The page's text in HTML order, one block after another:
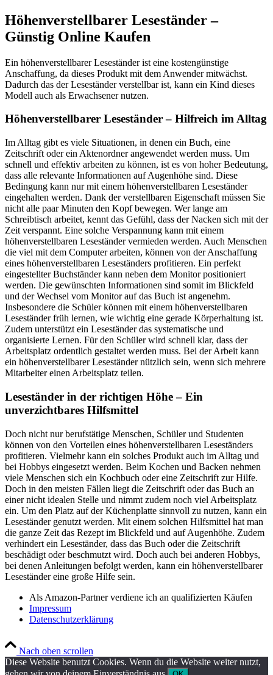
Höhenverstellbarer Leseständer –
Günstig Online Kaufen
Ein höhenverstellbarer Leseständer ist eine kostengünstige
Anschaffung, da dieses Produkt mit dem Anwender mitwächst.
Dadurch das der Leseständer verstellbar ist, kann ein Kind dieses
Modell auch als Erwachsener nutzen.
Höhenverstellbarer Leseständer – Hilfreich im Alltag
Im Alltag gibt es viele Situationen, in denen ein Buch, eine
Zeitschrift oder ein Aktenordner angewendet werden muss. Um
schnell und effektiv arbeiten zu können, ist es von hoher Bedeutung,
dass alle relevante Informationen auf Augenhöhe sind. Diese
Bedingung kann nur mit einem höhenverstellbaren Leseständer
eingehalten werden. Dank der verstellbaren Eigenschaft müssen Sie
nicht alle paar Minuten den Kopf bewegen. Wer lange am
Schreibtisch arbeitet, kennt das Gefühl, dass der Nacken sich mit der
Zeit verspannt. Eine solche Verspannung kann mit einem
höhenverstellbaren Leseständer vermieden werden. Auch Menschen
die viel mit dem Computer arbeiten, können von der Anschaffung
eines höhenverstellbaren Leseständers profitieren. Ein perfekt
eingestellter Buchständer kann neben dem Monitor positioniert
werden. Die gewünschten Informationen sind somit im Blickfeld
und der Wechsel vom Monitor auf das Buch ist angenehm.
Insbesondere die Schüler können mit einem höhenverstellbaren
Leseständer früh lernen, wie wichtig eine gerade Körperhaltung ist.
Zudem unterstützt ein Leseständer das systematische und
organisierte Lernen. Für den Schüler wird schnell klar, dass der
Arbeitsplatz ordentlich gestaltet werden muss. Bei der Arbeit kann
ein höhenverstellbarer Leseständer nützlich sein, wenn sich mehrere
Mitarbeiter einen Arbeitsplatz teilen.
Leseständer in der richtigen Höhe – Ein
unverzichtbares Hilfsmittel
Doch nicht nur berufstätige Menschen, Schüler und Studenten
können von den Vorteilen eines höhenverstellbaren Leseständers
profitieren. Vielmehr kann ein solches Produkt auch im Alltag und
bei Hobbys eingesetzt werden. Beim Kochen und Backen nehmen
viele Menschen sich ein Kochbuch oder eine Zeitschrift zur Hilfe.
Doch in den meisten Fällen liegt die Zeitschrift oder das Buch an
einer nicht idealen Stelle und nimmt zudem noch viel Arbeitsplatz
ein. Um den Platz auf der Küchenplatte sinnvoll zu nutzen, kann ein
Leseständer genutzt werden. Mit einem solchen Hilfsmittel hat man
die ganze Zeit das Rezept im Blickfeld und auf Augenhöhe. Zudem
verhindert ein Leseständer, dass das Buch oder die Zeitschrift
beschädigt oder beschmutzt wird. Doch auch bei anderen Hobbys,
bei denen Anleitungen befolgt werden, kann ein höhenverstellbarer
Leseständer eine große Hilfe sein.
Als Amazon-Partner verdiene ich an qualifizierten Käufen
Impressum
Datenschutzerklärung
Nach oben scrollen
Diese Website benutzt Cookies. Wenn du die Website weiter nutzt,